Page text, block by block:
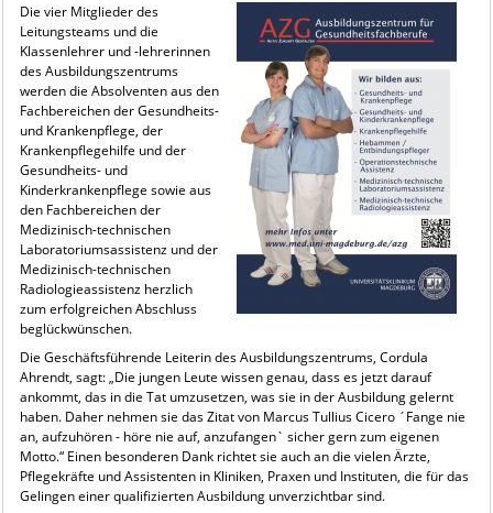
Die vier Mitglieder des
Leitungsteams und die
Klassenlehrer und -lehrerinnen
des Ausbildungszentrums
werden die Absolventen aus den
Fachbereichen der Gesundheits-
und Krankenpflege, der
Krankenpflegehilfe und der
Gesundheits- und
Kinderkrankenpflege sowie aus
den Fachbereichen der
Medizinisch-technischen
Laboratoriumsassistenz und der
Medizinisch-technischen
Radiologieassistenz herzlich
zum erfolgreichen Abschluss
beglückwünschen.
Die Geschäftsführende Leiterin des Ausbildungszentrums, Cordula
Ahrendt, sagt: „Die jungen Leute wissen genau, dass es jetzt darauf
ankommt, das in die Tat umzusetzen, was sie in der Ausbildung gelernt
haben. Daher nehmen sie das Zitat von Marcus Tullius Cicero ´Fange nie
an, aufzuhören - höre nie auf, anzufangen` sicher gern zum eigenen
Motto.“ Einen besonderen Dank richtet sie auch an die vielen Ärzte,
Pflegekräfte und Assistenten in Kliniken, Praxen und Instituten, die für das
Gelingen einer qualifizierten Ausbildung unverzichtbar sind.